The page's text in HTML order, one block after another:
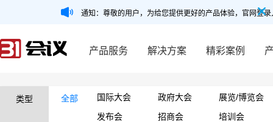
通知：尊敬的用户，为给您提供更好的产品体验，官网登
产品服务 解决方案 精彩案例
类型 全部 国际大会 政府大会
展览/博览会
发布会
招商会 培训会